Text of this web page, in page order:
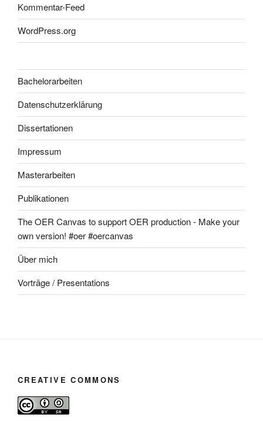
Kommentar-Feed
WordPress.org
Bachelorarbeiten
Datenschutzerklärung
Dissertationen
Impressum
Masterarbeiten
Publikationen
The OER Canvas to support OER production - Make your
own version! #oer #oercanvas
Über mich
Vorträge / Presentations
CREATIVE COMMONS